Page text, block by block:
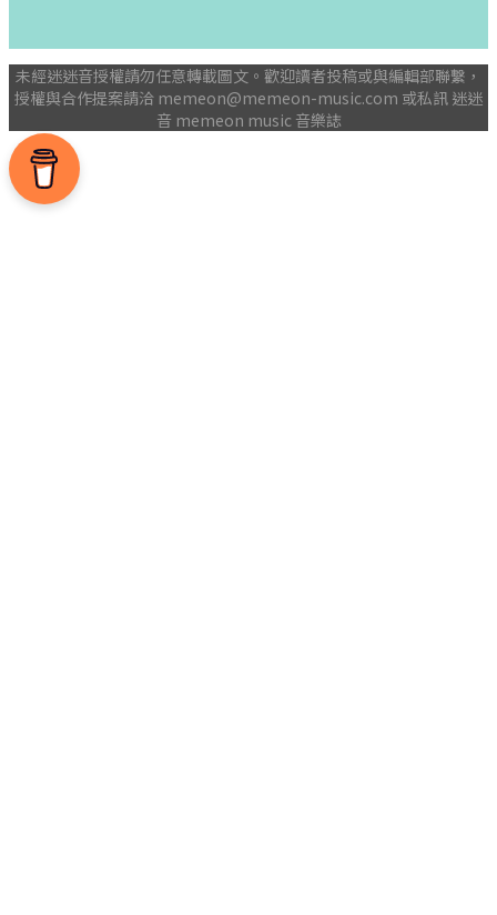
未經迷迷音授權請勿任意轉載圖文。歡迎讀者投稿或與編輯部聯繫，
授權與合作提案請洽 memeon@memeon-music.com 或私訊 迷迷
音 memeon music 音樂誌